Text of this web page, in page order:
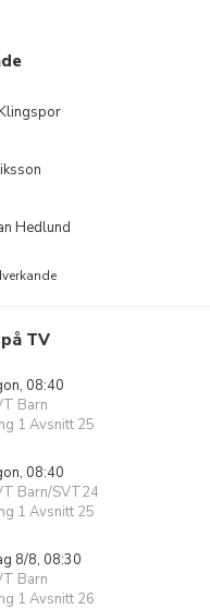
Hedlund
TV
08:40
Barn
1 Avsnitt 25
08:40
Barn/SVT24
1 Avsnitt 25
8/8, 08:30
Barn
1 Avsnitt 26